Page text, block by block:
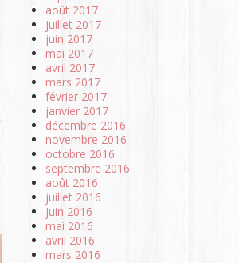
août 2017
juillet 2017
juin 2017
mai 2017
avril 2017
mars 2017
février 2017
janvier 2017
décembre 2016
novembre 2016
octobre 2016
septembre 2016
août 2016
juillet 2016
juin 2016
mai 2016
avril 2016
mars 2016